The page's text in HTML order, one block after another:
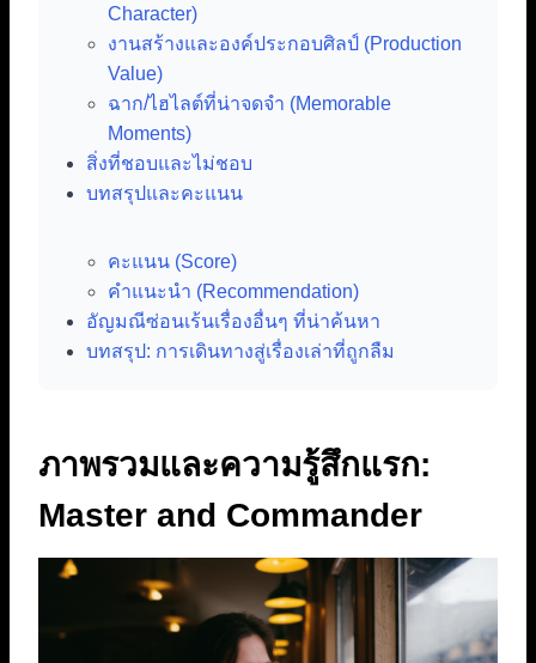
Character)
งานสร้างและองค์ประกอบศิลป์ (Production
Value)
ฉาก/ไฮไลต์ที่น่าจดจำ (Memorable
Moments)
สิ่งที่ชอบและไม่ชอบ
บทสรุปและคะแนน
คะแนน (Score)
คำแนะนำ (Recommendation)
อัญมณีซ่อนเร้นเรื่องอื่นๆ ที่น่าค้นหา
บทสรุป: การเดินทางสู่เรื่องเล่าที่ถูกลืม
ภาพรวมและความรู้สึกแรก:
Master and Commander